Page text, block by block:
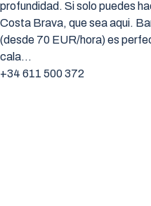
profundidad. Si solo puedes
Costa Brava, que sea aqui.
(desde 70 EUR/hora) es
cala…
+34 611 500 372